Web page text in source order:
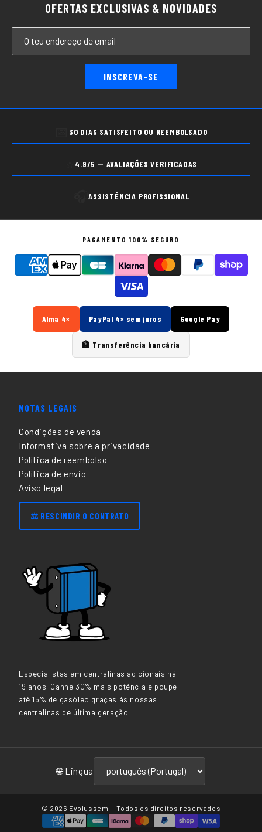
OFERTAS EXCLUSIVAS & NOVIDADES
INSCREVA-SE
30 DIAS SATISFEITO OU REEMBOLSADO
4.9/5 — AVALIAÇÕES VERIFICADAS
🎧ASSISTÊNCIA PROFISSIONAL
PAGAMENTO 100% SEGURO
Alma 4× PayPal 4× sem juros Google Pay
🏦 Transferência bancária
NOTAS LEGAIS
Condições de venda
Informativa sobre a privacidade
Política de reembolso
Política de envio
Aviso legal
⚖️ RESCINDIR O CONTRATO
Especialistas em centralinas adicionais há
19 anos. Ganhe 30% mais potência e poupe
até 15% de gasóleo graças às nossas
centralinas de última geração.
🌐 Lingua
© 2026 Evolussem — Todos os direitos reservados